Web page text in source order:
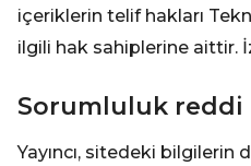
içeriklerin telif hakları
ilgili hak sahiplerine aittir.
Sorumluluk reddi
Yayıncı, sitedeki bilgilerin